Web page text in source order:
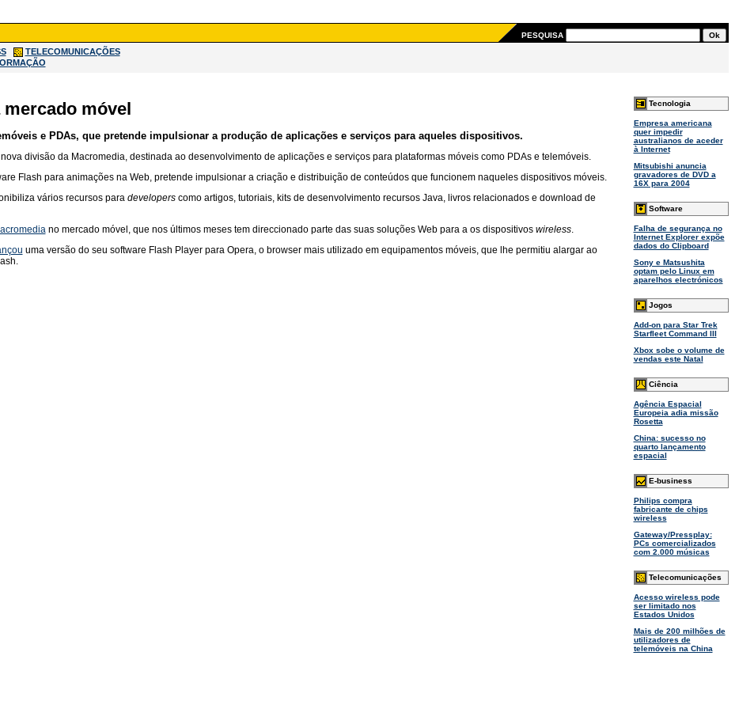
PESQUISA
TELECOMUNICAÇÕES
móvel
e PDAs, que pretende impulsionar a produção de aplicações e serviços para aqueles dispositivos.
divisão da Macromedia, destinada ao desenvolvimento de aplicações e serviços para plataformas móveis como PDAs e telemóveis.
Flash para animações na Web, pretende impulsionar a criação e distribuição de conteúdos que funcionem naqueles dispositivos móveis.
vários recursos para developerscomo artigos, tutoriais, kits de desenvolvimento recursos Java, livros relacionados e download de
no mercado móvel, que nos últimos meses tem direccionado parte das suas soluções Web para a os dispositivos wireless.
uma versão do seu software Flash Player para Opera, o browser mais utilizado em equipamentos móveis, que lhe permitiu alargar ao
Tecnologia
Empresa americana
quer impedir
australianos de aceder
à Internet
Mitsubishi anuncia
gravadores de DVD a
16X para 2004
Software
Falha de segurança no
Internet Explorer expõe
dados do Clipboard
Sony e Matsushita
optam pelo Linux em
aparelhos electrónicos
Jogos
Add-on para Star Trek
Starfleet Command III
Xbox sobe o volume de
vendas este Natal
Ciência
Agência Espacial
Europeia adia missão
Rosetta
China: sucesso no
quarto lançamento
espacial
E-business
Philips compra
fabricante de chips
wireless
Gateway/Pressplay:
PCs comercializados
com 2.000 músicas
Telecomunicações
Acesso wireless pode
ser limitado nos
Estados Unidos
Mais de 200 milhões de
utilizadores de
telemóveis na China